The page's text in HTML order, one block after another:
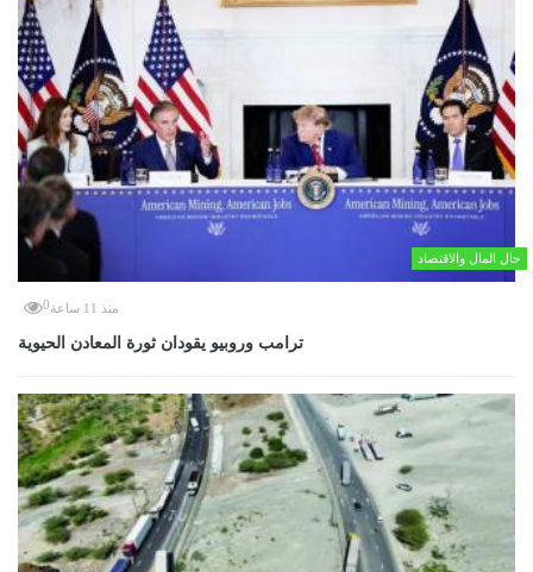
حال المال والاقتصاد
منذ 11 ساعة 0
ترامب وروبيو يقودان ثورة المعادن الحيوية